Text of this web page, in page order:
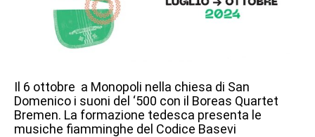
Il 6 ottobre a Monopoli nella chiesa di San
Domenico i suoni del ‘500 con il Boreas Quartet
Bremen. La formazione tedesca presenta le
musiche fiamminghe del Codice Basevi